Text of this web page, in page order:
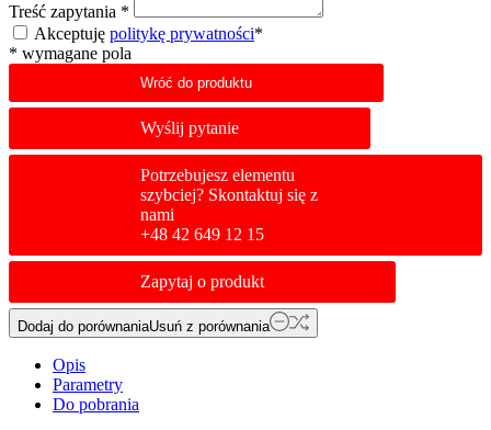
Treść zapytania *
Akceptuję politykę prywatności*
* wymagane pola
Wróć do produktu
Wyślij pytanie
Potrzebujesz elementu
szybciej? Skontaktuj się z
nami
+48 42 649 12 15
Zapytaj o produkt
Dodaj do porównaniaUsuń z porównania
Opis
Parametry
Do pobrania